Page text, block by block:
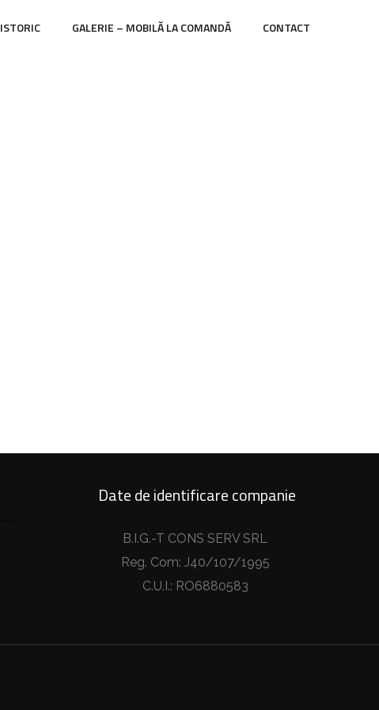
ISTORIC GALERIE – MOBILĂ LA COMANDĂ CONTACT
Date de identificare companie
B.I.G.-T CONS SERV SRL
Reg. Com: J40/107/1995
C.U.I.: RO6880583